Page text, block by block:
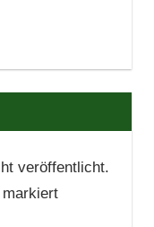
veröffentlicht.